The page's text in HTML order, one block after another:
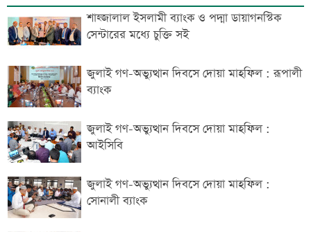
শাহ্জালাল ইসলামী ব্যাংক ও পদ্মা ডায়াগনস্টিক
সেন্টারের মধ্যে চুক্তি সই
জুলাই গণ-অভ্যুত্থান দিবসে দোয়া মাহফিল : রূপালী
ব্যাংক
জুলাই গণ-অভ্যুত্থান দিবসে দোয়া মাহফিল :
আইসিবি
জুলাই গণ-অভ্যুত্থান দিবসে দোয়া মাহফিল :
সোনালী ব্যাংক